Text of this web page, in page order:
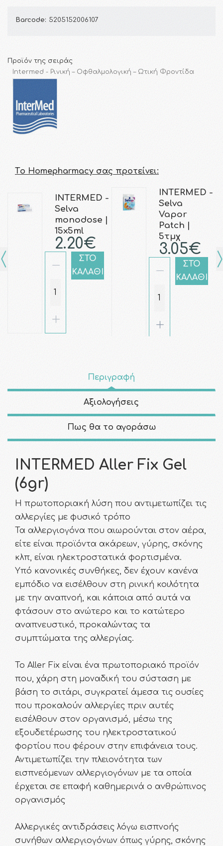
Barcode: 5205152006107
Προϊόν της σειράς
Intermed - Ρινική – Οφθαλμολογική – Ωτική Φροντίδα
Τo Homepharmacy σας προτείνει:
INTERMED -
Selva
monodose |
15x5ml
2.20€
ΣΤΟ
ΚΑΛΑΘΙ
INTERMED -
Selva
Vapor
Patch |
5τμχ
3.05€
ΣΤΟ
ΚΑΛΑΘΙ
Περιγραφή
Αξιολογήσεις
Πως θα το αγοράσω
INTERMED Aller Fix Gel
(6gr)
H πρωτοποριακή λύση που αντιμετωπίζει τις
αλλεργίες με φυσικό τρόπο
Τα αλλεργιογόνα που αιωρούνται στον αέρα,
είτε είναι προϊόντα ακάρεων, γύρης, σκόνης
κλπ, είναι ηλεκτροστατικά φορτισμένα.
Υπό κανονικές συνθήκες, δεν έχουν κανένα
εμπόδιο να εισέλθουν στη ρινική κοιλότητα
με την αναπνοή, και κάποια από αυτά να
φτάσουν στο ανώτερο και το κατώτερο
αναπνευστικό, προκαλώντας τα
συμπτώματα της αλλεργίας.
To Aller Fix είναι ένα πρωτοποριακό προϊόν
που, χάρη στη μοναδική του σύσταση με
βάση το σιτάρι, συγκρατεί άμεσα τις ουσίες
που προκαλούν αλλεργίες πριν αυτές
εισέλθουν στον οργανισμό, μέσω της
εξουδετέρωσης του ηλεκτροστατικού
φορτίου που φέρουν στην επιφάνεια τους.
Αντιμετωπίζει την πλειονότητα των
εισπνεόμενων αλλεργιογόνων με τα οποία
έρχεται σε επαφή καθημερινά ο ανθρώπινος
οργανισμός
Αλλεργικές αντιδράσεις λόγω εισπνοής
συνήθων αλλεργιογόνων όπως γύρης, σκόνης